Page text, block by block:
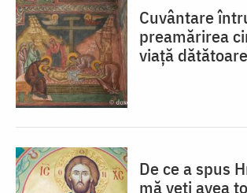
Cuvântare
preamărirea
viață
De ce a spus
mă veţi avea